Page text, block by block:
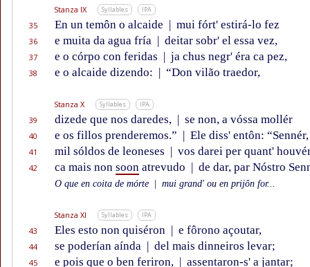
Stanza IX Syllables IPA
35 En un temôn o alcaide | mui fórt' estirá-lo fez
36 e muita da agua fría | deitar sobr' el essa vez,
37 e o córpo con feridas | ja chus negr' éra ca pez,
38 e o alcaide dizendo: | “Don vilão traedor,
Stanza X Syllables IPA
39 dizede que nos daredes, | se non, a vóssa mollér
40 e os fillos prenderemos.” | Ele diss' entôn: “Sennér,
41 mil sóldos de leoneses | vos darei per quant'
42 ca mais non soon atrevudo | de dar, par Nóstro
O que en coita de mórte mui grand' ou en prijôn for...
Stanza XI Syllables IPA
43 Eles esto non quiséron | e fôrono açoutar,
44 se poderían aínda | del mais dinneiros levar;
45 e pois que o ben feriron, | assentaron-s' a jantar;